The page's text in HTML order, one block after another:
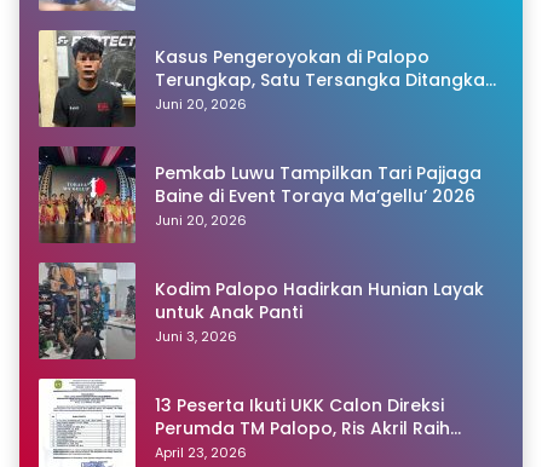
Kasus Pengeroyokan di Palopo
Terungkap, Satu Tersangka Ditangkap
Polisi
Juni 20, 2026
Pemkab Luwu Tampilkan Tari Pajjaga
Baine di Event Toraya Ma’gellu’ 2026
Juni 20, 2026
Kodim Palopo Hadirkan Hunian Layak
untuk Anak Panti
Juni 3, 2026
13 Peserta Ikuti UKK Calon Direksi
Perumda TM Palopo, Ris Akril Raih
Peringkat Pertama
April 23, 2026